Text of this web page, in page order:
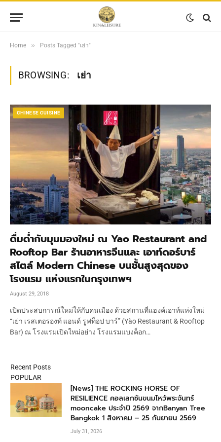
Home » Posts Tagged "เย่า"
BROWSING: เย่า
CHINESE CUISINE
ดื่มด่ำกับมุมมองใหม่ ณ Yao Restaurant and
Rooftop Bar ร้านอาหารจีนและ เอาท์ดอร์บาร์
สไตล์ Modern Chinese บนชั้นสูงสุดของ
โรงแรม แห่งแรกในกรุงเทพฯ
August 29, 2018
เปิดประสบการณ์ใหม่ให้กับคนเมือง ด้วยสถานที่แฮงค์เอาท์แห่งใหม่
“เย่า เรสเตอรองท์ แอนด์ รูฟท็อป บาร์” (Yào Restaurant & Rooftop
Bar) ณ โรงแรมเปิดใหม่อย่าง โรงแรมแบงค็อก…
Recent Posts
POPULAR
[News] THE ROCKING HORSE OF
RESILIENCE คอลเลกชันขนมไหว้พระจันทร์
mooncake ประจำปี 2569 จากBanyan Tree
Bangkok 1 สิงหาคม – 25 กันยายน 2569
July 31, 2026